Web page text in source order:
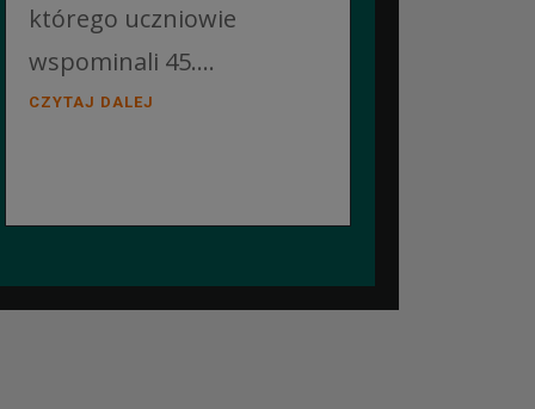
którego uczniowie
wspominali 45....
CZYTAJ DALEJ